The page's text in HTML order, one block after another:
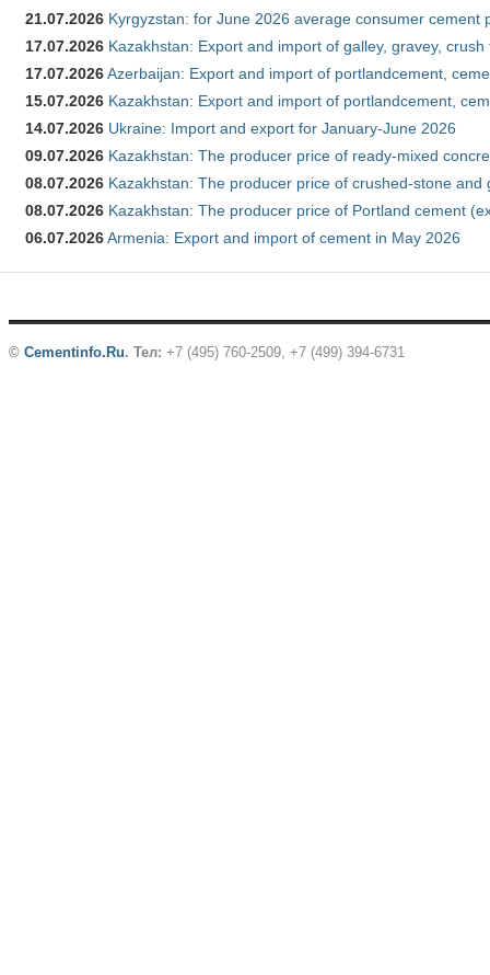
21.07.2026 Kyrgyzstan: for June 2026 average consumer cement
17.07.2026 Kazakhstan: Export and import of galley, gravey,
17.07.2026Azerbaijan: Export and import of portlandcement,
15.07.2026 Kazakhstan: Export and import of portlandcement,
14.07.2026 Ukraine: Import and export for January-June 2026
09.07.2026 Kazakhstan: The producer price of ready-mixed
08.07.2026 Kazakhstan: The producer price of crushed-stone and
08.07.2026 Kazakhstan: The producer price of Portland cement
06.07.2026Armenia: Export and import of cement in May 2026
© Cementinfo.Ru. Тел: +7 (495) 760-2509, +7 (499) 394-6731